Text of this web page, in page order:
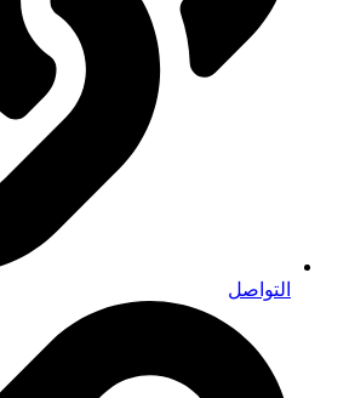
التواصل